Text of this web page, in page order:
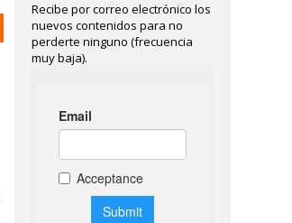
Recibe por correo electrónico los
nuevos contenidos para no
perderte ninguno (frecuencia
muy baja).